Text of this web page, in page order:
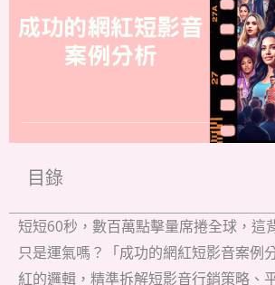
目錄
短短60秒，數百萬點擊量席捲全球，這
只是運氣嗎？「成功的網紅短影音案例
紅的邏輯，精準拆解短影音行銷策略、